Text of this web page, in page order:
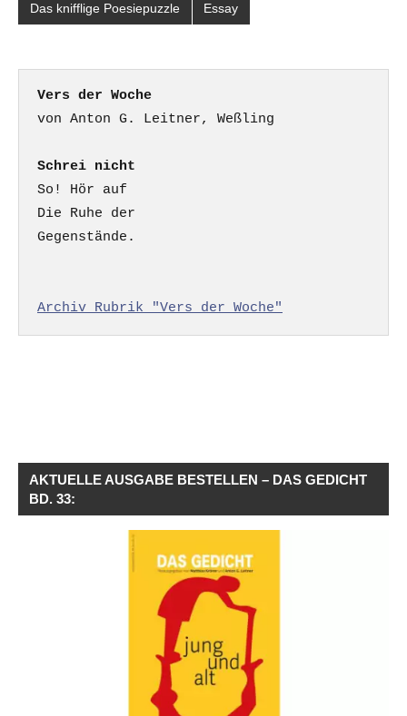
Das knifflige Poesiepuzzle Essay
Vers der Woche
Schrei nicht
So! Hör auf
Die Ruhe der
Gegenstände.
Archiv Rubrik "Vers der Woche"
AKTUELLE AUSGABE BESTELLEN – DAS GEDICHT
BD. 33: